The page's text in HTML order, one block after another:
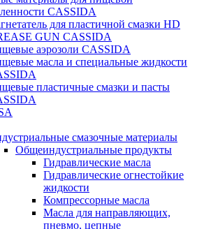
CASSIDA
для пластичной смазки HD
GUN CASSIDA
аэрозоли CASSIDA
масла и специальные жидкости
пластичные смазки и пасты
смазочные материалы
Общеиндустриальные продукты
Гидравлические масла
Гидравлические огнестойкие
жидкости
Компрессорные масла
Масла для направляющих,
пневмо, цепные